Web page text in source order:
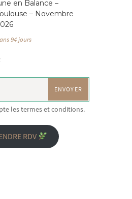
en Balance –
– Novembre
94 jours
les termes et conditions.
RDV